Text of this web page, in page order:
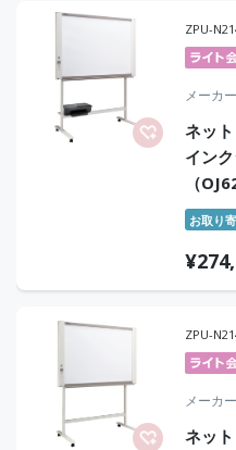
ZPU-
メーカ
ネッ
イン
（
お取り
¥
ZPU-
メーカ
ネッ